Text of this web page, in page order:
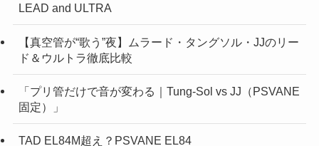
LEAD and ULTRA
【真空管が“歌う”夜】ムラード・タングソル・JJのリー
ド＆ウルトラ徹底比較
「プリ管だけで音が変わる｜Tung-Sol vs JJ（PSVANE
固定）」
TAD EL84M超え？PSVANE EL84